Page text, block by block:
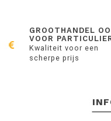
GROOTHANDEL
VOOR
Kwaliteit voor een
scherpe prijs